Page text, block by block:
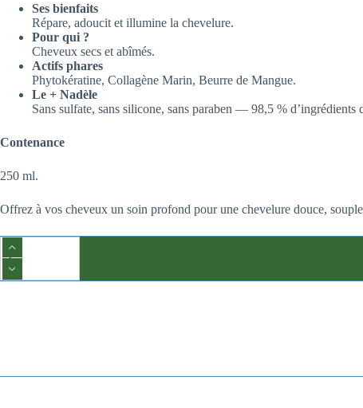
Ses bienfaits
Répare, adoucit et illumine la chevelure.
Pour qui ?
Cheveux secs et abîmés.
Actifs phares
Phytokératine, Collagène Marin, Beurre de Mangue.
Le + Nadèle
Sans sulfate, sans silicone, sans paraben — 98,5 % d’ingrédients
Contenance
250 ml.
Offrez à vos cheveux un soin profond pour une chevelure douce, souple